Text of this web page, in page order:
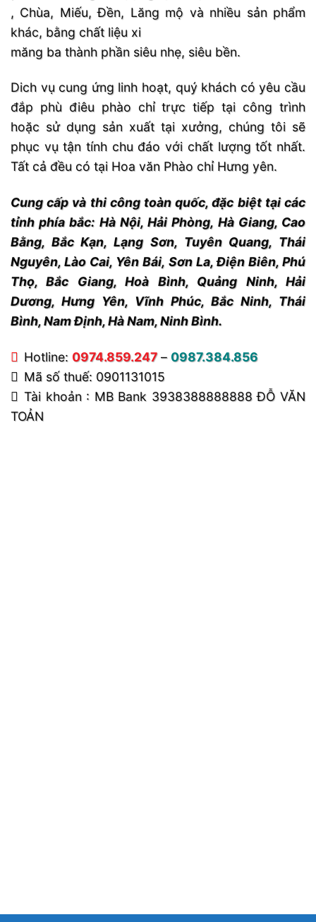
, Chùa, Miếu, Đền, Lăng mộ và nhiều sản phẩm
khác, bằng chất liệu xi
măng ba thành phần siêu nhẹ, siêu bền.
Dich vụ cung ứng linh hoạt, quý khách có yêu cầu
đắp phù điêu phào chỉ trực tiếp tại công trình
hoặc sử dụng sản xuất tại xưởng, chúng tôi sẽ
phục vụ tận tính chu đáo với chất lượng tốt nhất.
Tất cả đều có tại Hoa văn Phào chỉ Hưng yên.
Cung cấp và thi công toàn quốc, đặc biệt tại các
tỉnh phía bắc: Hà Nội, Hải Phòng, Hà Giang, Cao
Bằng, Bắc Kạn, Lạng Sơn, Tuyên Quang, Thái
Nguyên, Lào Cai, Yên Bái, Sơn La, Điện Biên, Phú
Thọ, Bắc Giang, Hoà Bình, Quảng Ninh, Hải
Dương, Hưng Yên, Vĩnh Phúc, Bắc Ninh, Thái
Bình, Nam Định, Hà Nam, Ninh Bình.
Hotline: 0974.859.247– 0987.384.856
Mã số thuế: 0901131015
Tài khoản : MB Bank 3938388888888 ĐỖ VĂN
TOẢN